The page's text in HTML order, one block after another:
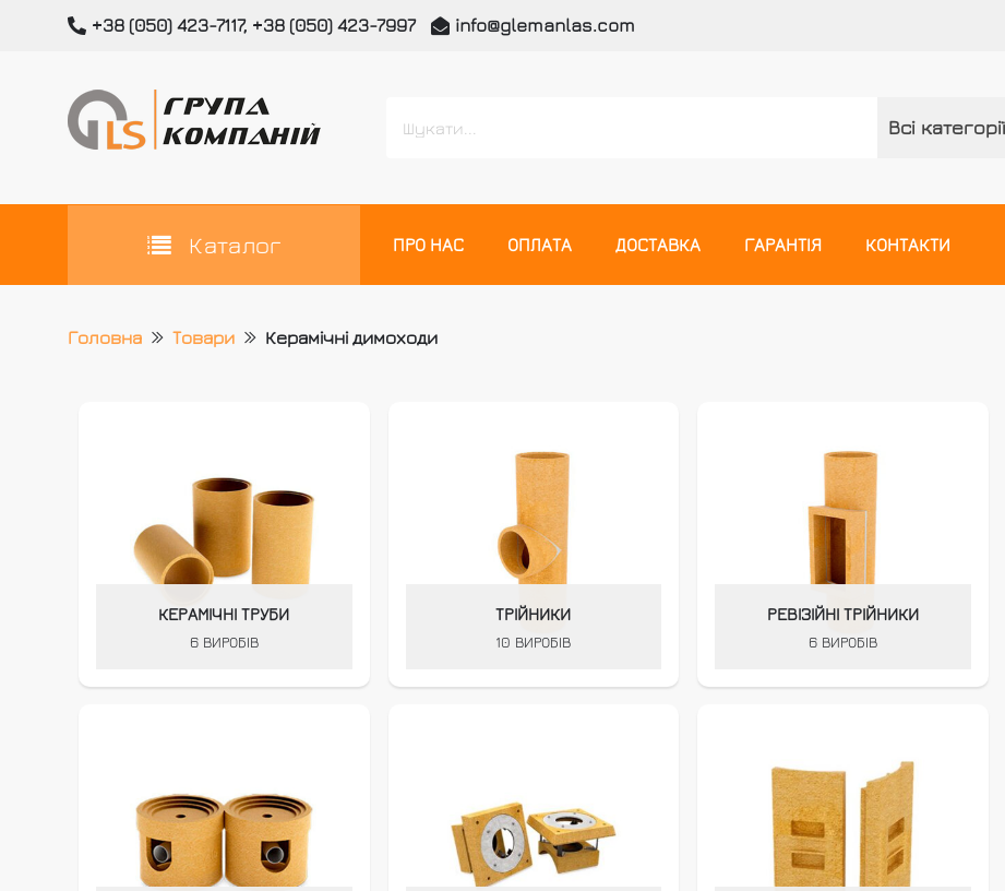
+38 (050) 423-7117, +38 (050) 423-7997 info@glemanlas.com
Всі категорії
Каталог ПРО НАС ОПЛАТА ДОСТАВКА ГАРАНТІЯ КОНТАКТИ
Головна Товари Керамічні димоходи
КЕРАМІЧНІ ТРУБИ
6 ВИРОБІВ
ТРІЙНИКИ
10 ВИРОБІВ
РЕВІЗІЙНІ ТРІЙНИКИ
6 ВИРОБІВ